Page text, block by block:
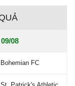
08
Bohemian FC